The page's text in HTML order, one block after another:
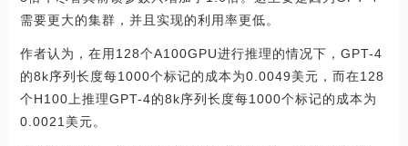
需要更大的集群，并且实现的利用率更低。
作者认为，在用128个A100GPU进行推理的情况下，GPT-4
的8k序列长度每1000个标记的成本为0.0049美元，而在128
个H100上推理GPT-4的8k序列长度每1000个标记的成本为
0.0021美元。